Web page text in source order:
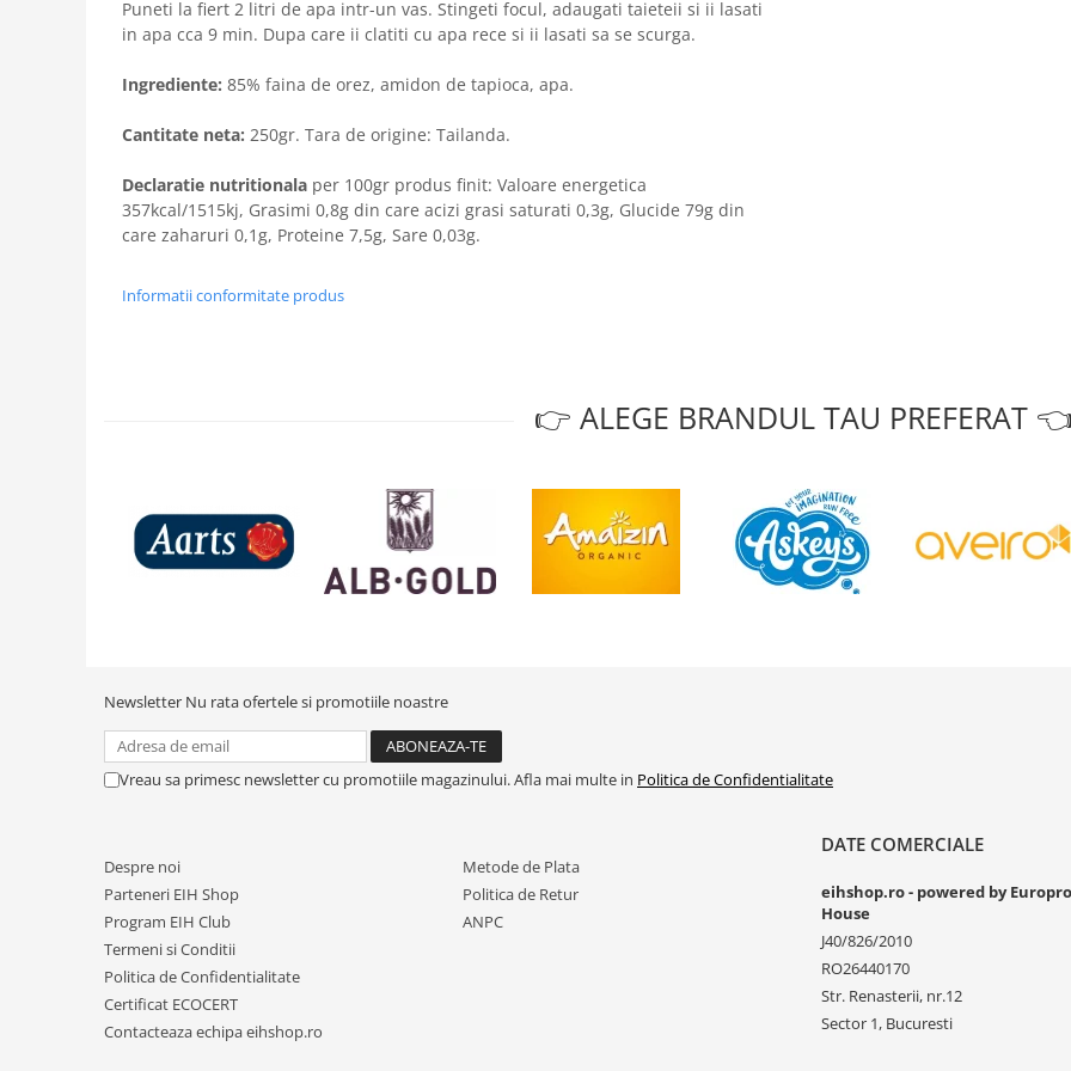
Puneti la fiert 2 litri de apa intr-un vas. Stingeti focul, adaugati taieteii si ii lasati
in apa cca 9 min. Dupa care ii clatiti cu apa rece si ii lasati sa se scurga.
Ingrediente: 85% faina de orez, amidon de tapioca, apa.
Cantitate neta: 250gr. Tara de origine: Tailanda.
Declaratie nutritionala per 100gr produs finit: Valoare energetica
357kcal/1515kj, Grasimi 0,8g din care acizi grasi saturati 0,3g, Glucide 79g din
care zaharuri 0,1g, Proteine 7,5g, Sare 0,03g.
Informatii conformitate produs
👉 ALEGE BRANDUL TAU PREFERAT
Newsletter Nu rata ofertele si promotiile noastre
Vreau sa primesc newsletter cu promotiile magazinului. Afla mai multe in Politica de Confidentialitate
Despre noi
Parteneri EIH Shop
Program EIH Club
Termeni si Conditii
Politica de Confidentialitate
Certificat ECOCERT
Contacteaza echipa eihshop.ro
Metode de Plata
Politica de Retur
ANPC
DATE COMERCIALE
eihshop.ro - powered by
House
J40/826/2010
RO26440170
Str. Renasterii, nr.12
Sector 1, Bucuresti